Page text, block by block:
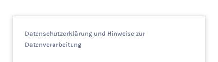
Datenschutzerklärung und Hinweise zur
Datenverarbeitung